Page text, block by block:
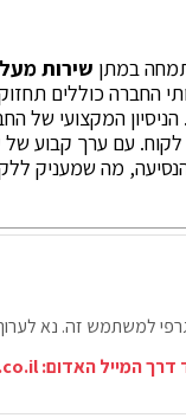
במתן שירות
החברה כוללים
המקצועי
עם ערך קבוע של
מה שמעניק
למשתמש זה. נא
דרך המייל האדום: